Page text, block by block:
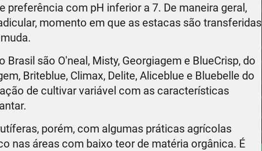
com pH inferior a 7. De maneira geral,
momento em que as estacas são transferidas
são O'neal, Misty, Georgiagem e BlueCrisp, do
Briteblue, Climax, Delite, Aliceblue e Bluebelle do
de cultivar variável com as características
porém, com algumas práticas agrícolas
nas áreas com baixo teor de matéria orgânica. É